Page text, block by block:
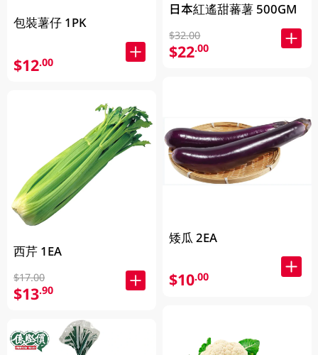
包裝薯仔 1PK
$12.00
西芹 1EA
$17.00
$13.90
日本紅遙甜蕃薯 500GM
$32.00
$22.00
矮瓜 2EA
$10.00